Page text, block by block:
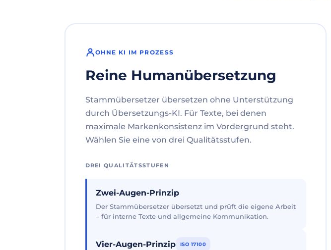
OHNE KI IM PROZESS
Reine Humanübersetzung
Stammübersetzer übersetzen ohne Unterstützung
durch Übersetzungs-KI. Für Texte, bei denen
maximale Markenkonsistenz im Vordergrund steht.
Wählen Sie eine von drei Qualitätsstufen.
DREI QUALITÄTSSTUFEN
Zwei-Augen-Prinzip
Der Stammübersetzer übersetzt und prüft die eigene Arbeit
– für interne Texte und allgemeine Kommunikation.
Vier-Augen-Prinzip ISO 17100